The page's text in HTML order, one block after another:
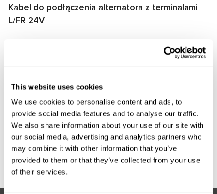
This website uses cookies
We use cookies to personalise content and ads, to
provide social media features and to analyse our traffic.
We also share information about your use of our site with
our social media, advertising and analytics partners who
may combine it with other information that you’ve
provided to them or that they’ve collected from your use
of their services.
Kabel do podłączenia alternatora z terminalami
L/FR 24V
stanowiskach MS002A/MS005/MS005A/MS008. Kabel
między regulatorem napięcia alternatora a stanowiskiem.
Producent:MSG Equipment
Zapytaj o cenę